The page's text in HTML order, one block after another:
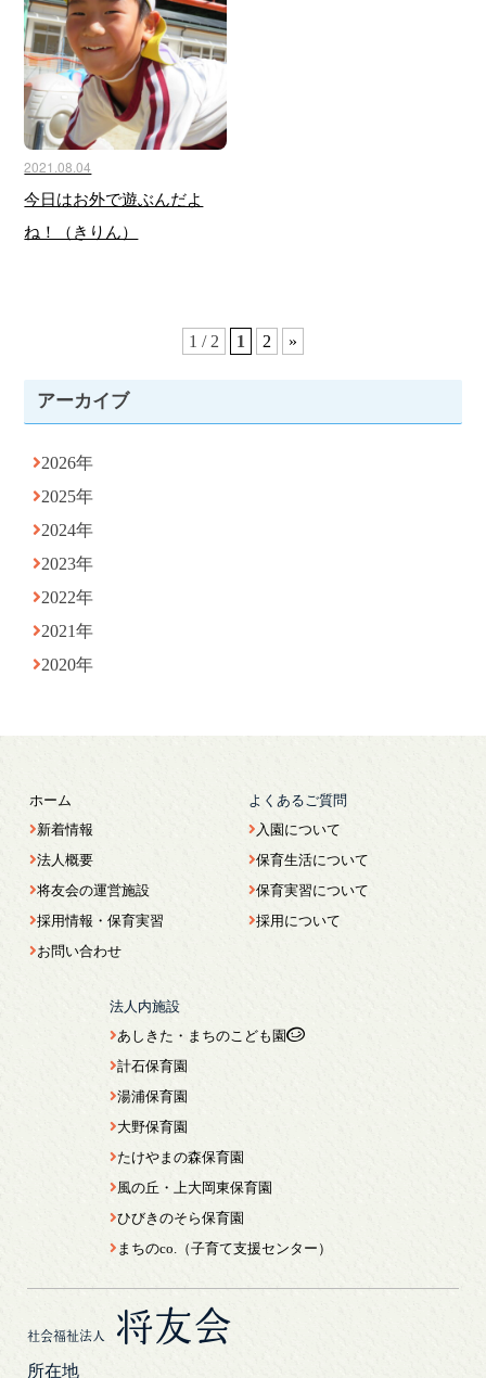
アーカイブ
2026年
2025年
2024年
2023年
2022年
2021年
2020年
2021.08.04
今日はお外で遊ぶんだよ
ね！（きりん）
1 / 2 1 2 »
社会福祉法人 将友会
所在地
ホーム
新着情報
法人概要
将友会の運営施設
採用情報・保育実習
お問い合わせ
よくあるご質問
入園について
保育生活について
保育実習について
採用について
法人内施設
あしきた・まちのこども園
計石保育園
湯浦保育園
大野保育園
たけやまの森保育園
風の丘・上大岡東保育園
ひびきのそら保育園
まちのco.（子育て支援センター）